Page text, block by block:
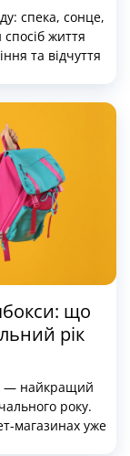
спека, сонце,
життя
та відчуття
що
рік
— найкращий
року.
магазинах уже